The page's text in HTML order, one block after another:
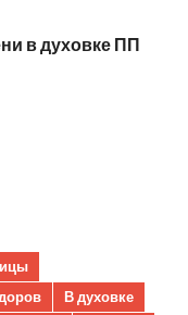
в духовке ПП
В духовке